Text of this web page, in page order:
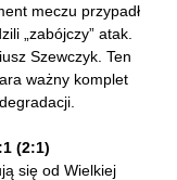
meczu przypadł
„zabójczy” atak.
Szewczyk. Ten
ważny komplet
(2:1)
się od Wielkiej